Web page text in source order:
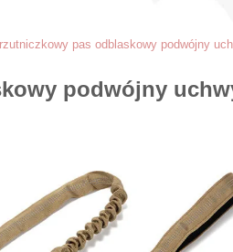
pas odblaskowy podwójny
podwójny